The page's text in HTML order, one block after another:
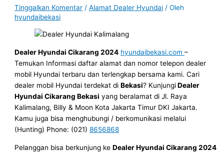
Tinggalkan Komentar /Alamat Dealer Hyundai / Oleh
hyundaibekasi
Dealer Hyundai Cikarang 2024 hyundaibekasi.com–
Temukan Informasi daftar alamat dan nomor telepon dealer
mobil Hyundai terbaru dan terlengkap bersama kami. Cari
dealer mobil Hyundai terdekat diBekasi? KunjungiDealer
Hyundai Cikarang Bekasi yang beralamat di Jl. Raya
Kalimalang, Billy & Moon Kota Jakarta Timur DKI Jakarta.
Kamu juga bisa menghubungi / berkomunikasi melalui
(Hunting) Phone: (021)8656868
Pelanggan bisa berkunjung keDealer Hyundai Cikarang 2024